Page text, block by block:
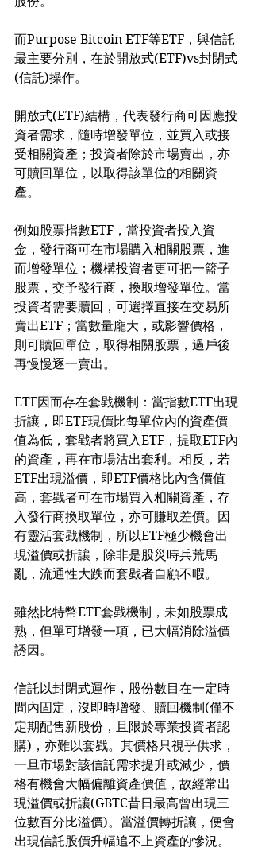
而Purpose Bitcoin ETF等ETF，與信託
最主要分別，在於開放式(ETF)vs封閉式
(信託)操作。
開放式(ETF)結構，代表發行商可因應投
資者需求，隨時增發單位，並買入或接
受相關資產；投資者除於市場賣出，亦
可贖回單位，以取得該單位的相關資
產。
例如股票指數ETF，當投資者投入資
金，發行商可在市場購入相關股票，進
而增發單位；機構投資者更可把一籃子
股票，交予發行商，換取增發單位。當
投資者需要贖回，可選擇直接在交易所
賣出ETF；當數量龐大，或影響價格，
則可贖回單位，取得相關股票，過戶後
再慢慢逐一賣出。
ETF因而存在套戥機制：當指數ETF出現
折讓，即ETF現價比每單位內的資產價
值為低，套戥者將買入ETF，提取ETF內
的資產，再在市場沽出套利。相反，若
ETF出現溢價，即ETF價格比內含價值
高，套戥者可在市場買入相關資產，存
入發行商換取單位，亦可賺取差價。因
有靈活套戥機制，所以ETF極少機會出
現溢價或折讓，除非是股災時兵荒馬
亂，流通性大跌而套戥者自顧不暇。
雖然比特幣ETF套戥機制，未如股票成
熟，但單可增發一項，已大幅消除溢價
誘因。
信託以封閉式運作，股份數目在一定時
間內固定，沒即時增發、贖回機制(僅不
定期配售新股份，且限於專業投資者認
購)，亦難以套戥。其價格只視乎供求，
一旦市場對該信託需求提升或減少，價
格有機會大幅偏離資產價值，故經常出
現溢價或折讓(GBTC昔日最高曾出現三
位數百分比溢價)。當溢價轉折讓，便會
出現信託股價升幅追不上資產的慘況。